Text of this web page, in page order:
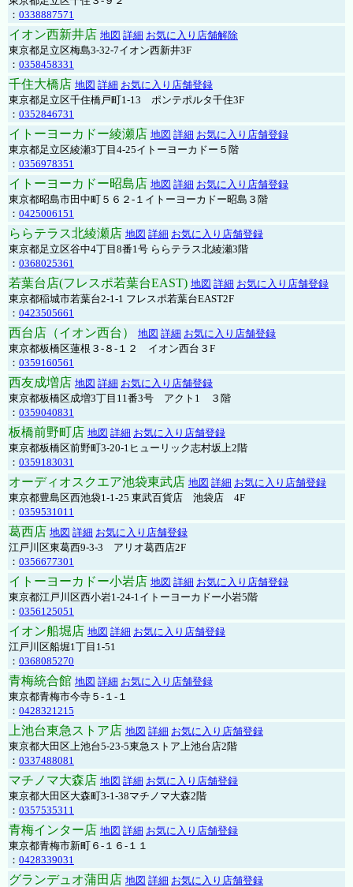
： 0338887571
イオン西新井店 地図 詳細 お気に入り店舗解除
東京都足立区梅島3-32-7イオン西新井3F
： 0358458331
千住大橋店 地図 詳細 お気に入り店舗登録
東京都足立区千住橋戸町1-13 ポンテポルタ千住3F
： 0352846731
イトーヨーカドー綾瀬店 地図 詳細 お気に入り店舗登録
東京都足立区綾瀬3丁目4-25イトーヨーカドー５階
： 0356978351
イトーヨーカドー昭島店 地図 詳細 お気に入り店舗登録
東京都昭島市田中町５６２-１イトーヨーカドー昭島３階
： 0425006151
ららテラス北綾瀬店 地図 詳細 お気に入り店舗登録
東京都足立区谷中4丁目8番1号 ららテラス北綾瀬3階
： 0368025361
若葉台店(フレスポ若葉台EAST) 地図 詳細 お気に入り店舗登録
東京都稲城市若葉台2-1-1 フレスポ若葉台EAST2F
： 0423505661
西台店（イオン西台） 地図 詳細 お気に入り店舗登録
東京都板橋区蓮根３-８-１２ イオン西台３F
： 0359160561
西友成増店 地図 詳細 お気に入り店舗登録
東京都板橋区成増3丁目11番3号 アクト1 ３階
： 0359040831
板橋前野町店 地図 詳細 お気に入り店舗登録
東京都板橋区前野町3-20-1ヒューリック志村坂上2階
： 0359183031
オーディオスクエア池袋東武店 地図 詳細 お気に入り店舗登録
東京都豊島区西池袋1-1-25 東武百貨店 池袋店 4F
： 0359531011
葛西店 地図 詳細 お気に入り店舗登録
江戸川区東葛西9-3-3 アリオ葛西店2F
： 0356677301
イトーヨーカドー小岩店 地図 詳細 お気に入り店舗登録
東京都江戸川区西小岩1-24-1イトーヨーカドー小岩5階
： 0356125051
イオン船堀店 地図 詳細 お気に入り店舗登録
江戸川区船堀1丁目1-51
： 0368085270
青梅統合館 地図 詳細 お気に入り店舗登録
東京都青梅市今寺５-１-１
： 0428321215
上池台東急ストア店 地図 詳細 お気に入り店舗登録
東京都大田区上池台5-23-5東急ストア上池台店2階
： 0337488081
マチノマ大森店 地図 詳細 お気に入り店舗登録
東京都大田区大森町3-1-38マチノマ大森2階
： 0357535311
青梅インター店 地図 詳細 お気に入り店舗登録
東京都青梅市新町６-１６-１１
： 0428339031
グランデュオ蒲田店 地図 詳細 お気に入り店舗登録